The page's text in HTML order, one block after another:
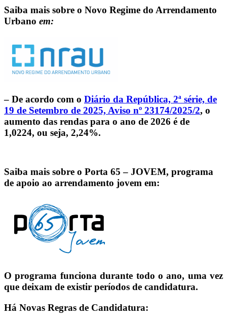
Saiba mais sobre o Novo Regime do Arrendamento
Urbano em:
– De acordo com o Diário da República, 2ª série, de
19 de Setembro de 2025, Aviso nº 23174/2025/2, o
aumento das rendas para o ano de 2026 é de
1,0224, ou seja, 2,24%.
Saiba mais sobre o Porta 65 – JOVEM, programa
de apoio ao arrendamento jovem em:
O programa funciona durante todo o ano, uma vez
que deixam de existir períodos de candidatura.
Há Novas Regras de Candidatura: